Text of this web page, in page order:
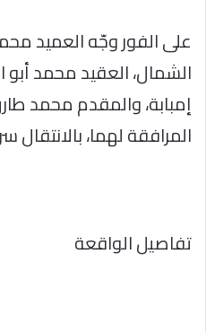
على الفور وجّه العميد
الشمال، العقيد محمد
إمبابة، والمقدم محمد
المرافقة لهما،
تفاصيل الواقعة